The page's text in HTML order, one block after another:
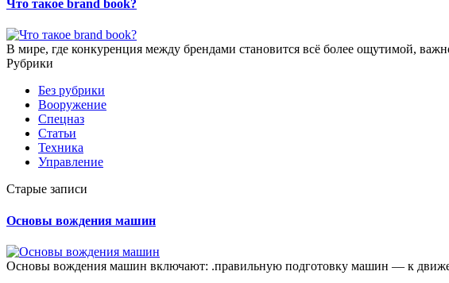
Что такое brand book?
В мире, где конкуренция между брендами становится всё более ощутимой,
Рубрики
Без рубрики
Вооружение
Спецназ
Статьи
Техника
Управление
Старые записи
Основы вождения машин
Основы вождения машин включают: .правильную подготовку машин — к